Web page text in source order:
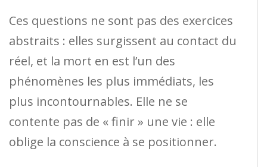
Ces questions ne sont pas des exercices
abstraits : elles surgissent au contact du
réel, et la mort en est l’un des
phénomènes les plus immédiats, les
plus incontournables. Elle ne se
contente pas de « finir » une vie : elle
oblige la conscience à se positionner.